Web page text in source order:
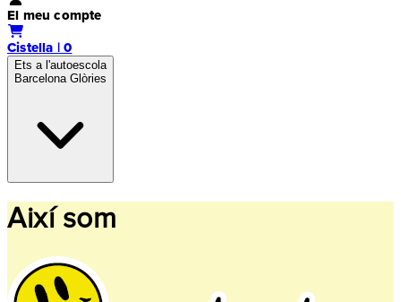
El meu compte
Cistella | 0
Ets a l'autoescola
Barcelona Glòries
Així som